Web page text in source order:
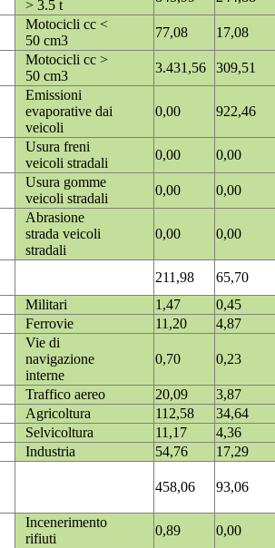
> 3.5 t
Motocicli cc <
50 cm3
77,08
17,08
Motocicli cc >
50 cm3
3.431,56
309,51
Emissioni
evaporative dai
veicoli
0,00 922,46
Usura freni
veicoli stradali
0,00
0,00
Usura gomme
veicoli stradali
0,00
0,00
Abrasione
strada veicoli
stradali
0,00 0,00
211,98
65,70
Militari
1,47
0,45
Ferrovie
11,20
4,87
Vie di
navigazione
interne
0,70 0,23
Traffico aereo 20,09
3,87
Agricoltura
112,58
34,64
Selvicoltura
11,17
4,36
Industria
54,76
17,29
458,06 93,06
Incenerimento
rifiuti
0,89
0,00